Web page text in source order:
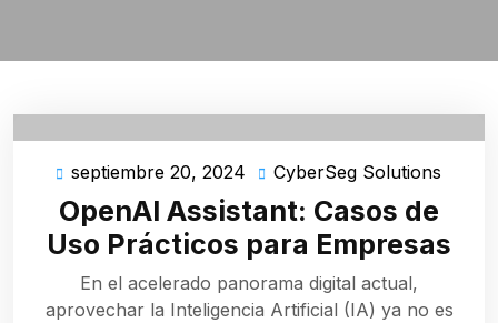
septiembre 20, 2024 septiembre
20,
2024
CyberSeg Solutions
OpenAI Assistant: Casos de
Uso Prácticos para Empresas
En el acelerado panorama digital actual,
aprovechar la Inteligencia Artificial (IA) ya no es